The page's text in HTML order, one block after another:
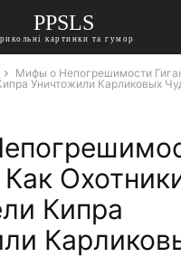
PPSLS
картинки та гумор
Мифы о Непогрешимости
Уничтожили Карликовых
Как
Кипра